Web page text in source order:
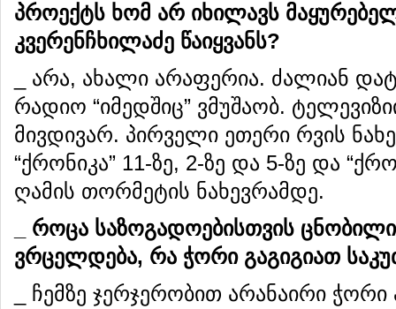
პროექტს ხომ არ იხილავს
კვერენჩხილაძე წაიყვანს?
_ არა, ახალი არაფერია. ძალიან
რადიო “იმედშიც” ვმუშაობ.
მივდივარ. პირველი ეთერი რვის
“ქრონიკა” 11-ზე, 2-ზე და 5-ზე და
ღამის თორმეტის ნახევრამდე.
როცა საზოგადოებისთვის ცნობილი
ვრცელდება, რა ჭორი გაგიგიათ
_ ჩემზე ჯერჯერობით არანაირი